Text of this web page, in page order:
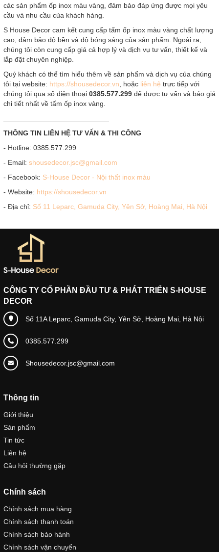
các sản phẩm ốp inox màu vàng, đảm bảo đáp ứng được mọi yêu
cầu và nhu cầu của khách hàng.
S House Decor cam kết cung cấp tấm ốp inox màu vàng chất lượng
cao, đảm bảo độ bền và độ bóng sáng của sản phẩm. Ngoài ra,
chúng tôi còn cung cấp giá cả hợp lý và dịch vụ tư vấn, thiết kế và
lắp đặt chuyên nghiệp.
Quý khách có thể tìm hiểu thêm về sản phẩm và dịch vụ của chúng
tôi tại website: https://shousedecor.vn , hoặc liên hệ trực tiếp với
chúng tôi qua số điện thoại 0385.577.299 để được tư vấn và báo giá
chi tiết nhất về tấm ốp inox vàng.
THÔNG TIN LIÊN HỆ TƯ VẤN & THI CÔNG
- Hotline: 0385.577.299
- Email: shousedecor.jsc@gmail.com
- Facebook: S-House Decor - Nội thất inox màu
- Website: https://shousedecor.vn
- Địa chỉ: Số 11 Leparc, Gamuda City, Yên Sở, Hoàng Mai, Hà Nội
CÔNG TY CỔ PHẦN ĐẦU TƯ & PHÁT TRIỂN S-HOUSE
DECOR
Số 11A Leparc, Gamuda City, Yên Sở, Hoàng Mai, Hà Nội
0385.577.299
Shousedecor.jsc@gmail.com
Thông tin
Giới thiệu
Sản phẩm
Tin tức
Liên hệ
Câu hỏi thường gặp
Chính sách
Chính sách mua hàng
Chính sách thanh toán
Chính sách bảo hành
Chính sách vận chuyển